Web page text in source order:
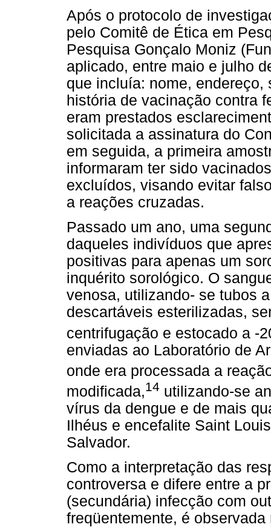
Após o protocolo de
pelo Comitê de Ética em
Pesquisa Gonçalo Moniz
aplicado, entre maio e julho
que incluía: nome,
história de vacinação contra
eram prestados
solicitada a assinatura do
em seguida, a primeira
informaram ter sido
excluídos, visando evitar
a reações cruzadas.
Passado um ano, uma
daqueles indivíduos que
positivas para apenas um
inquérito sorológico. O
venosa, utilizando- se tubos
descartáveis esterilizadas,
centrifugação e estocado a -
enviadas ao Laboratório de
onde era processada a
modificada,14 utilizando-se
vírus da dengue e de mais
Ilhéus e encefalite Saint
Salvador.
Como a interpretação das
controversa e difere entre a
(secundária) infecção com
freqüentemente, é